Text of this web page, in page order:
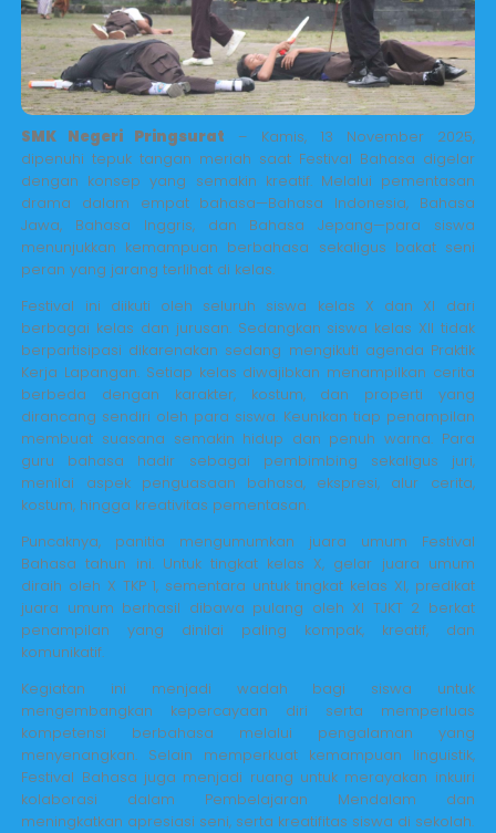
SMK Negeri Pringsurat – Kamis, 13 November 2025,
dipenuhi tepuk tangan meriah saat Festival Bahasa digelar
dengan konsep yang semakin kreatif. Melalui pementasan
drama dalam empat bahasa—Bahasa Indonesia, Bahasa
Jawa, Bahasa Inggris, dan Bahasa Jepang—para siswa
menunjukkan kemampuan berbahasa sekaligus bakat seni
peran yang jarang terlihat di kelas.
Festival ini diikuti oleh seluruh siswa kelas X dan XI dari
berbagai kelas dan jurusan. Sedangkan siswa kelas XII tidak
berpartisipasi dikarenakan sedang mengikuti agenda Praktik
Kerja Lapangan. Setiap kelas diwajibkan menampilkan cerita
berbeda dengan karakter, kostum, dan properti yang
dirancang sendiri oleh para siswa. Keunikan tiap penampilan
membuat suasana semakin hidup dan penuh warna. Para
guru bahasa hadir sebagai pembimbing sekaligus juri,
menilai aspek penguasaan bahasa, ekspresi, alur cerita,
kostum, hingga kreativitas pementasan.
Puncaknya, panitia mengumumkan juara umum Festival
Bahasa tahun ini. Untuk tingkat kelas X, gelar juara umum
diraih oleh X TKP 1, sementara untuk tingkat kelas XI, predikat
juara umum berhasil dibawa pulang oleh XI TJKT 2 berkat
penampilan yang dinilai paling kompak, kreatif, dan
komunikatif.
Kegiatan ini menjadi wadah bagi siswa untuk
mengembangkan kepercayaan diri serta memperluas
kompetensi berbahasa melalui pengalaman yang
menyenangkan. Selain memperkuat kemampuan linguistik,
Festival Bahasa juga menjadi ruang untuk merayakan inkuiri
kolaborasi dalam Pembelajaran Mendalam dan
meningkatkan apresiasi seni, serta kreatifitas siswa di sekolah.